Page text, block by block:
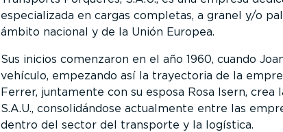
especializada en cargas completas, a granel y/o
ámbito nacional y de la Unión Europea.
Sus inicios comenzaron en el año 1960, cuando
vehículo, empezando así la trayectoria de la
Ferrer, juntamente con su esposa Rosa Isern, crea
S.A.U., consolidándose actualmente entre las
dentro del sector del transporte y la logística.